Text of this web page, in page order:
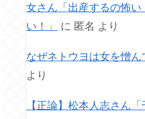
女さん「出産するの怖い
い！」
に 匿名 より
なぜネトウヨは女を憎ん
より
【正論】松本人志さん